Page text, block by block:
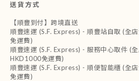
送貨方式
【順豐到付】跨境直送
順豐速運 (S.F. Express) - 順豐站自取 (全
免運費)
順豐速運 (S.F. Express) - 服務中心取件 (
HKD1000免運費)
順豐速運 (S.F. Express) - 順便智能櫃 (全
免運費)